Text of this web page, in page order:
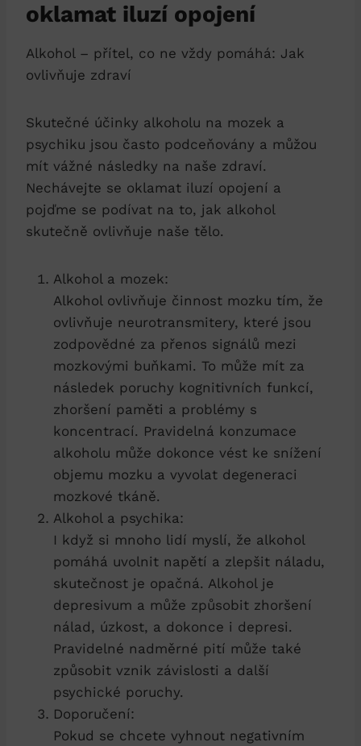
oklamat iluzí opojení
Alkohol – přítel, co ne vždy pomáhá: Jak
ovlivňuje zdraví
Skutečné účinky alkoholu na mozek a
psychiku jsou často podceňovány a můžou
mít vážné následky na naše zdraví.
Nechávejte se oklamat iluzí opojení a
pojďme se podívat na to, jak alkohol
skutečně ovlivňuje naše tělo.
Alkohol a mozek:
Alkohol ovlivňuje činnost mozku tím, že
ovlivňuje neurotransmitery, které jsou
zodpovědné za přenos signálů mezi
mozkovými buňkami. To může mít za
následek poruchy kognitivních funkcí,
zhoršení paměti a problémy s
koncentrací. Pravidelná konzumace
alkoholu může dokonce vést ke snížení
objemu mozku a vyvolat degeneraci
mozkové tkáně.
Alkohol a psychika:
I když si mnoho lidí myslí, že alkohol
pomáhá uvolnit napětí a zlepšit náladu,
skutečnost je opačná. Alkohol je
depresivum a může způsobit zhoršení
nálad, úzkost, a dokonce i depresi.
Pravidelné nadměrné pití může také
způsobit vznik závislosti a další
psychické poruchy.
Doporučení:
Pokud se chcete vyhnout negativním